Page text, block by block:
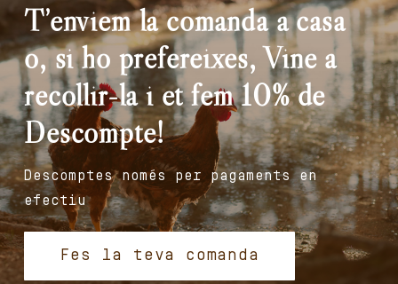
T’enviem la comanda a casa
o, si ho prefereixes, Vine a
recollir-la i et fem 10% de
Descompte!
Descomptes només per pagaments en
efectiu
Fes la teva comanda